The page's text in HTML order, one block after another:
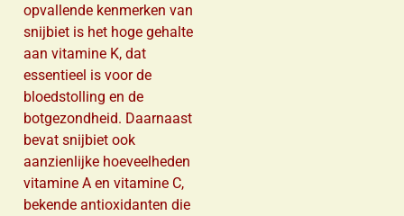
opvallende kenmerken van
snijbiet is het hoge gehalte
aan vitamine K, dat
essentieel is voor de
bloedstolling en de
botgezondheid. Daarnaast
bevat snijbiet ook
aanzienlijke hoeveelheden
vitamine A en vitamine C,
bekende antioxidanten die